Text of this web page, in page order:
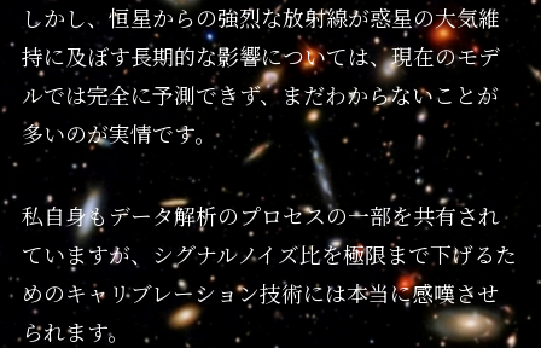
しかし、恒星からの強烈な放射線が惑星の大気維
持に及ぼす長期的な影響については、現在のモデ
ルでは完全に予測できず、まだわからないことが
多いのが実情です。
私自身もデータ解析のプロセスの一部を共有され
ていますが、シグナルノイズ比を極限まで下げるた
めのキャリブレーション技術には本当に感嘆させ
られます。